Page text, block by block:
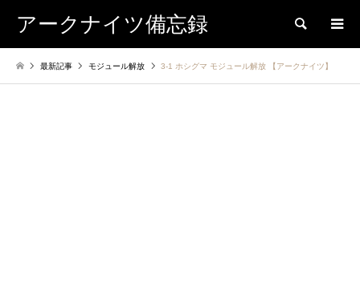
アークナイツ備忘録 検索
最新記事 モジュール解放 3-1 ホシグマ モジュール解放 【アークナイツ】